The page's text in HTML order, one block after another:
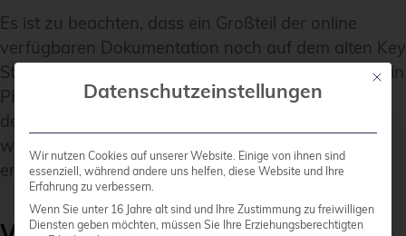
Es ist zu beachten, dass ein Großteil der online
verfügbaren Dokumentation noch auf dem alten Key
Storage Modul,
, basiert. Das YK-KSM ist in
PHP5 implementiert und als veraltet anzusehen,
denn es benötigt Funktionen und Bibliotheken,
welche in aktuellen PHP-Versionen nicht mehr
enthalten bzw. verfügbar sind.
Mit
Datenschutzeinstellungen
Wir nutzen Cookies auf unserer Website. Einige von ihnen sind
essenziell, während andere uns helfen, diese Website und Ihre
Erfahrung zu verbessern.
Wenn Sie unter 16 Jahre alt sind und Ihre Zustimmung zu freiwilligen
Diensten geben möchten, müssen Sie Ihre Erziehungsberechtigten